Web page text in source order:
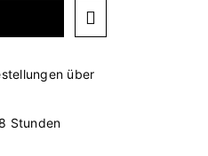
über
Stunden